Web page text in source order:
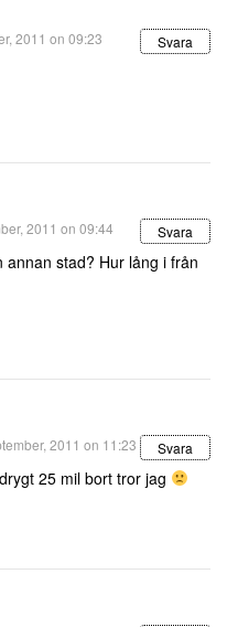
2011 on 09:23 Svara
2011 on 09:44 Svara
annan stad? Hur lång i från
2011 on 11:23 Svara
25 mil bort tror jag